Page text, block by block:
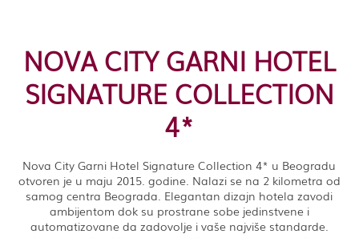
NOVA CITY GARNI HOTEL
SIGNATURE COLLECTION
4*
Nova City Garni Hotel Signature Collection 4* u Beogradu
otvoren je u maju 2015. godine. Nalazi se na 2 kilometra od
samog centra Beograda. Elegantan dizajn hotela zavodi
ambijentom dok su prostrane sobe jedinstvene i
automatizovane da zadovolje i vaše najviše standarde.